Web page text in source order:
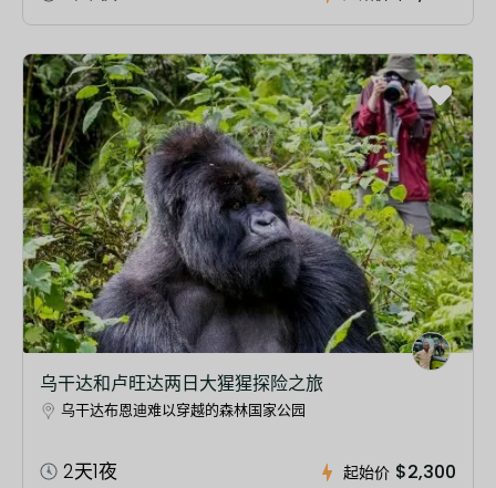
乌干达和卢旺达两日大猩猩探险之旅
乌干达布恩迪难以穿越的森林国家公园
2天1夜 起始价 $2,300